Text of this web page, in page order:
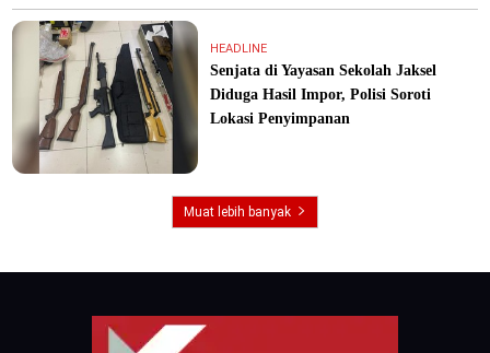
HEADLINE
Senjata di Yayasan Sekolah Jaksel
Diduga Hasil Impor, Polisi Soroti
Lokasi Penyimpanan
Muat lebih banyak